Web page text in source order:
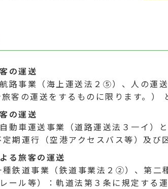
の運送
路事業（海上運送法２⑤）、人の運
客の運送をするものに限ります。）
の運送
動車運送事業（道路運送法３一イ）
定期運行（空港アクセスバス等）及
る旅客の運送
種鉄道事業（鉄道事業法２②）、第
ール等）：軌道法第３条に規定する